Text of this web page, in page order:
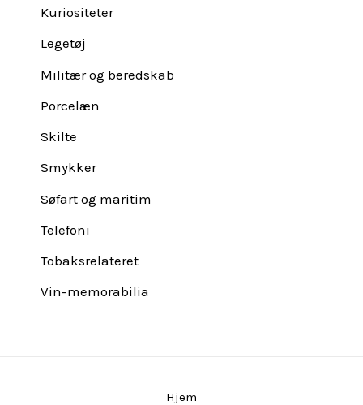
Kuriositeter
Legetøj
Militær og beredskab
Porcelæn
Skilte
Smykker
Søfart og maritim
Telefoni
Tobaksrelateret
Vin-memorabilia
Hjem